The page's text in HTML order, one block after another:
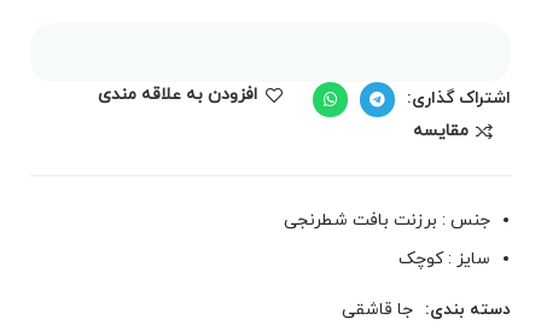
اشتراک گذاری:
افزودن به علاقه مندی
مقايسه
جنس : برزنت بافت شطرنجی
سایز : کوچک
دسته بندی: جا قاشقی